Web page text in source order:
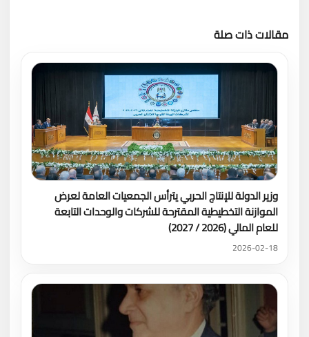
مقالات ذات صلة
وزير الدولة للإنتاج الحربي يترأس الجمعيات العامة لعرض
الموازنة التخطيطية المقترحة للشركات والوحدات التابعة
للعام المالي (2026 / 2027)
2026-02-18